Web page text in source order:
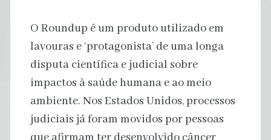
O Roundup é um produto utilizado em
lavouras e ‘protagonista’ de uma longa
disputa científica e judicial sobre
impactos à saúde humana e ao meio
ambiente. Nos Estados Unidos, processos
judiciais já foram movidos por pessoas